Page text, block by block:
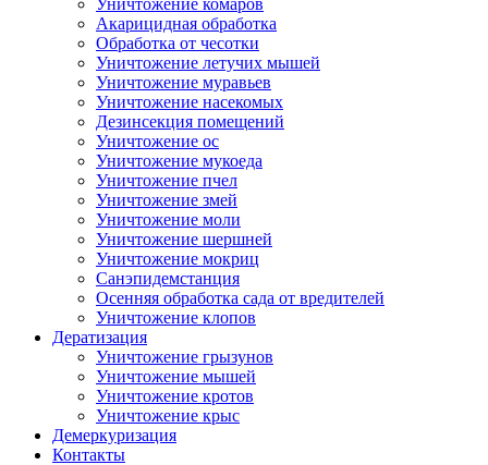
Уничтожение комаров
Акарицидная обработка
Обработка от чесотки
Уничтожение летучих мышей
Уничтожение муравьев
Уничтожение насекомых
Дезинсекция помещений
Уничтожение ос
Уничтожение мукоеда
Уничтожение пчел
Уничтожение змей
Уничтожение моли
Уничтожение шершней
Уничтожение мокриц
Санэпидемстанция
Осенняя обработка сада от вредителей
Уничтожение клопов
Дератизация
Уничтожение грызунов
Уничтожение мышей
Уничтожение кротов
Уничтожение крыс
Демеркуризация
Контакты